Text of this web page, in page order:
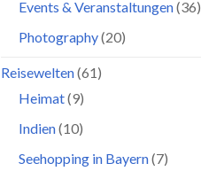
Events & Veranstaltungen(36)
Photography(20)
Reisewelten(61)
Heimat(9)
Indien(10)
Seehopping in Bayern(7)